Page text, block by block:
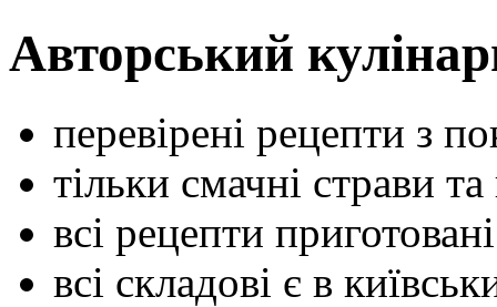
Авторський
перевірені рецепти з
тільки смачні страви та
всі рецепти
всі складові є в